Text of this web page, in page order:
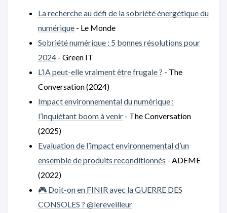
La recherche au défi de la sobriété énergétique du
numérique - Le Monde
Sobriété numérique : 5 bonnes résolutions pour
2024 - Green IT
L’IA peut-elle vraiment être frugale ? - The
Conversation (2024)
Impact environnemental du numérique :
l’inquiétant boom à venir - The Conversation
(2025)
Evaluation de l’impact environnemental d’un
ensemble de produits reconditionnés - ADEME
(2022)
🎮 Doit-on en FINIR avec la GUERRE DES
CONSOLES ? @lereveilleur